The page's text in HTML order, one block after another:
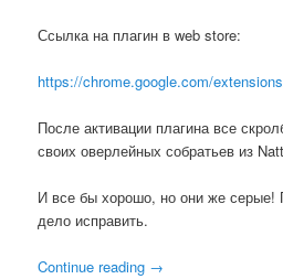
Ссылка на плагин в web store:
https://chrome.google.com/
После активации плагина все
своих оверлейных собратьев из
И все бы хорошо, но они же серые!
дело исправить.
Continue reading →